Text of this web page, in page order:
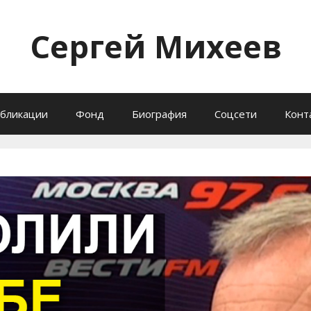
Сергей Михеев
Фонд Биография Соцсети